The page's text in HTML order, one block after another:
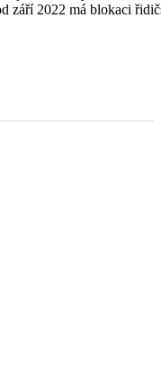
září 2022 má blokaci